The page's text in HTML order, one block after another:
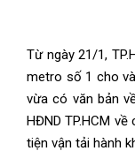
Từ ngày 21/1,
metro số 1 cho
vừa có văn bản
HĐND TP.HCM
tiện vận tải hành